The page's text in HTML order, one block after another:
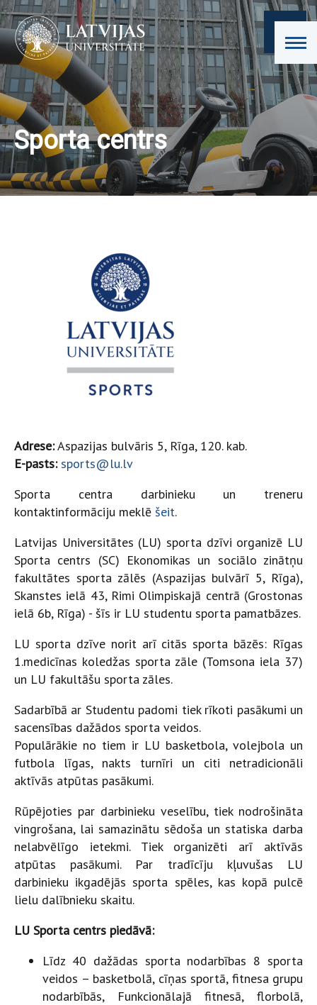
Sporta centrs
Adrese:Aspazijas bulvāris 5, Rīga, 120. kab.
E-pasts: sports@lu.lv
Sporta centra darbinieku un treneru
kontaktinformāciju meklē šeit.
Latvijas Universitātes (LU) sporta dzīvi organizē LU
Sporta centrs (SC) Ekonomikas un sociālo zinātņu
fakultātes sporta zālēs (Aspazijas bulvārī 5, Rīga),
Skanstes ielā 43, Rimi Olimpiskajā centrā (Grostonas
ielā 6b, Rīga) - šīs ir LU studentu sporta pamatbāzes.
LU sporta dzīve norit arī citās sporta bāzēs: Rīgas
1.medicīnas koledžas sporta zāle (Tomsona iela 37)
un LU fakultāšu sporta zāles.
Sadarbībā ar Studentu padomi tiek rīkoti pasākumi un
sacensības dažādos sporta veidos.
Populārākie no tiem ir LU basketbola, volejbola un
futbola līgas, nakts turnīri un citi netradicionāli
aktīvās atpūtas pasākumi.
Rūpējoties par darbinieku veselību, tiek nodrošināta
vingrošana, lai samazinātu sēdoša un statiska darba
nelabvēlīgo ietekmi. Tiek organizēti arī aktīvās
atpūtas pasākumi. Par tradīcīju kļuvušas LU
darbinieku ikgadējās sporta spēles, kas kopā pulcē
lielu dalībnieku skaitu.
LU Sporta centrs piedāvā:
Līdz 40 dažādas sporta nodarbības 8 sporta
veidos – basketbolā, cīņas sportā, fitnesa grupu
nodarbībās, Funkcionālajā fitnesā, florbolā,